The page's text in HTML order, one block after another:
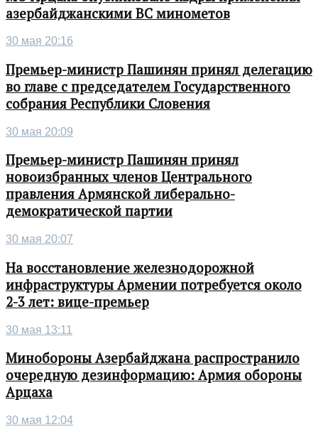
азербайджанскими ВС минометов
30 мая 20:16
Премьер-министр Пашинян принял делегацию
во главе с председателем Государственного
собрания Республики Словения
30 мая 20:09
Премьер-министр Пашинян принял
новоизбранных членов Центрального
правления Армянской либерально-
демократической партии
30 мая 20:07
На восстановление железнодорожной
инфраструктуры Армении потребуется около
2-3 лет: вице-премьер
30 мая 13:11
Минобороны Азербайджана распространило
очередную дезинформацию: Армия обороны
Арцаха
30 мая 12:04